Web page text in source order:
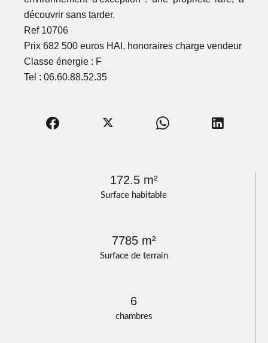
Surface habitable
172.5 m²
Surface de terrain
7785 m²
chambres
6
découvrir sans tarder.
Ref 10706
Prix 682 500 euros HAI, honoraires charge vendeur
Classe énergie : F
Tel : 06.60.88.52.35